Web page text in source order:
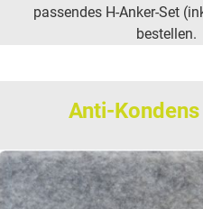
passendes H-Anker-Set
bestellen.
Anti-